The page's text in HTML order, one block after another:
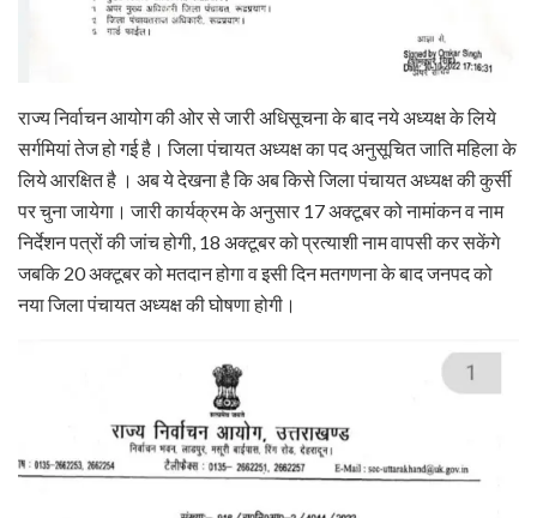
राज्य निर्वाचन आयोग की ओर से जारी अधिसूचना के बाद नये अध्यक्ष के लिये
सर्गमियां तेज हो गई है। जिला पंचायत अध्यक्ष का पद अनुसूचित जाति महिला के
लिये आरक्षित है । अब ये देखना है कि अब किसे जिला पंचायत अध्यक्ष की कुर्सी
पर चुना जायेगा। जारी कार्यक्रम के अनुसार 17 अक्टूबर को नामांकन व नाम
निर्देशन पत्रों की जांच होगी, 18 अक्टूबर को प्रत्याशी नाम वापसी कर सकेंगे
जबकि 20 अक्टूबर को मतदान होगा व इसी दिन मतगणना के बाद जनपद को
नया जिला पंचायत अध्यक्ष की घोषणा होगी।